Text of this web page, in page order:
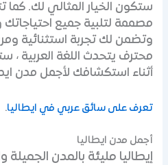
ستكون الخيار المثالي لك. كما
مصممة لتلبية جميع احتياجاتك
وتضمن لك تجربة استثنائية
محترف يتحدث اللغة العربية ،
أثناء استكشافك لأجمل مدن
تعرف على سائق عربي في ايطاليا.
أجمل مدن ايطاليا
إيطاليا مليئة بالمدن